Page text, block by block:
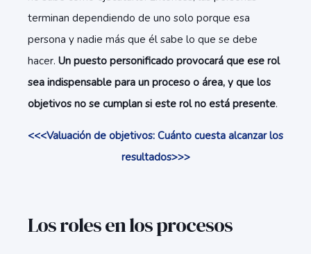
terminan dependiendo de uno solo porque esa
persona y nadie más que él sabe lo que se debe
hacer. Un puesto personificado provocará que ese rol
sea indispensable para un proceso o área, y que los
objetivos no se cumplan si este rol no está presente.
<<<Valuación de objetivos: Cuánto cuesta alcanzar los
resultados>>>
Los roles en los procesos